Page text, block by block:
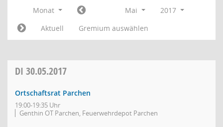
Monat Mai
2017
Aktuell
Gremium auswählen
DI 30.05.2017
Ortschaftsrat Parchen
19:00-19:35 Uhr
Genthin OT Parchen, Feuerwehrdepot Parchen